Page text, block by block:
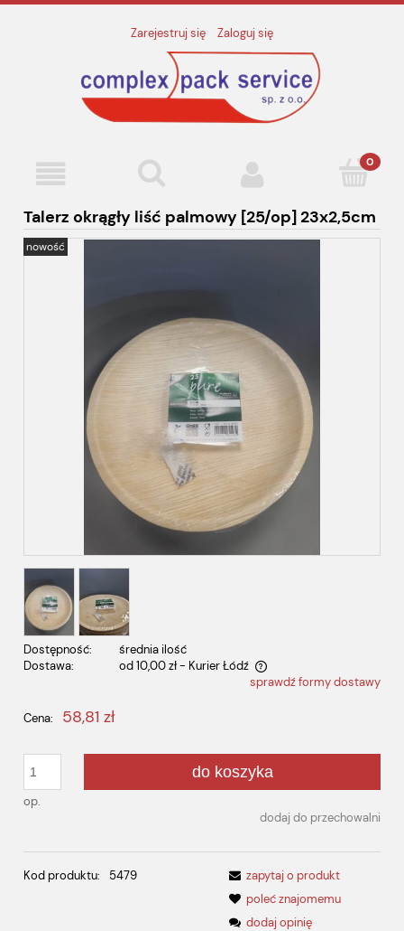
Zarejestruj się Zaloguj się
Talerz okrągły liść palmowy [25/op] 23x2,5cm
nowość
Dostępność:
średnia ilość
Dostawa:
od 10,00 zł - Kurier Łódź
Cena nie zawiera ewentualnych kosztów płatnościsprawdź formy dostawy
Cena: 58,81 zł
op.
do koszyka
dodaj do przechowalni
Kod produktu: 5479
zapytaj o produkt
poleć znajomemu
dodaj opinię